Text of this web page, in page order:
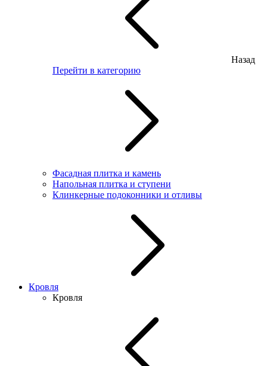
Назад
Перейти в категорию
Фасадная плитка и камень
Напольная плитка и ступени
Клинкерные подоконники и отливы
Кровля
Кровля